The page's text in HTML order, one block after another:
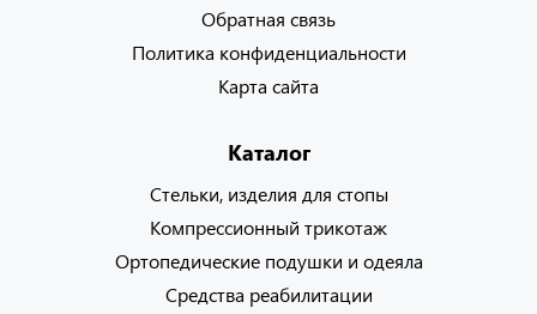
Обратная связь
Политика конфиденциальности
Карта сайта
Каталог
Стельки, изделия для стопы
Компрессионный трикотаж
Ортопедические подушки и одеяла
Средства реабилитации